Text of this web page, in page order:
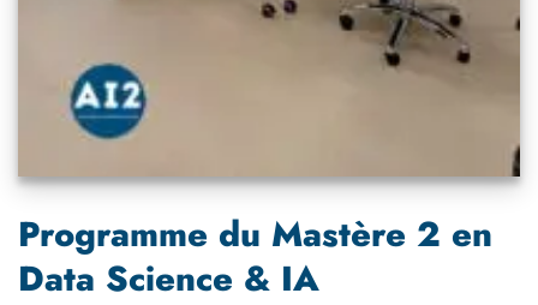
Programme du Mastère 2 en
Data Science & IA